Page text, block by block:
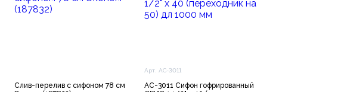
Слив-перелив с сифоном 78 см
Арт. АС-3011
АС-3011 Сифон гофрированный